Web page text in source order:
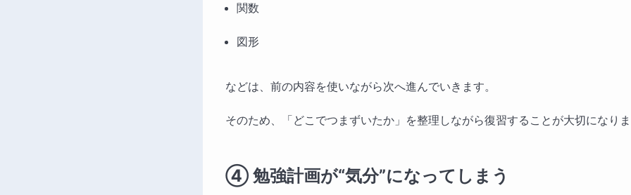
関数
図形
などは、前の内容を使いながら次へ進んでいきます。
そのため、「どこでつまずいたか」を整理しながら復習することが大切になり
④ 勉強計画が“気分”になってしまう